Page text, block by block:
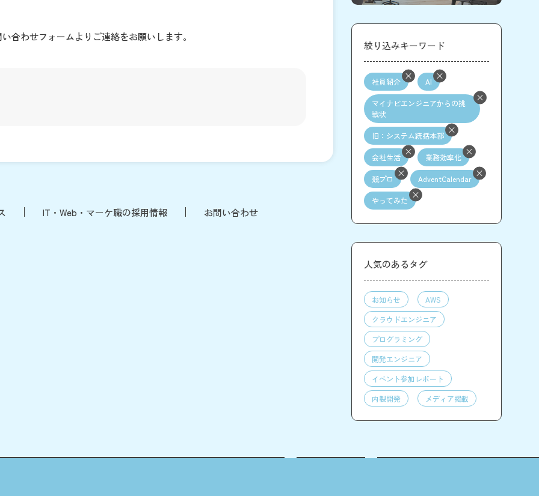
合わせフォームよりご連絡をお願いします。
IT・Web・マーケ職の採用情報 お問い合わせ
絞り込みキーワード
社員紹介 AI
マイナビエンジニアからの挑
戦状
旧：システム統括本部
会社生活 業務効率化
競プロ AdventCalendar
やってみた
人気のあるタグ
お知らせ
AWS
クラウドエンジニア
プログラミング
開発エンジニア
イベント参加レポート
内製開発
メディア掲載